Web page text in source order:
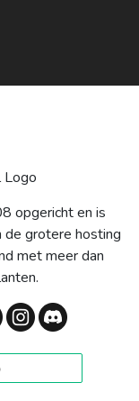
opgericht en is
grotere hosting
met meer dan